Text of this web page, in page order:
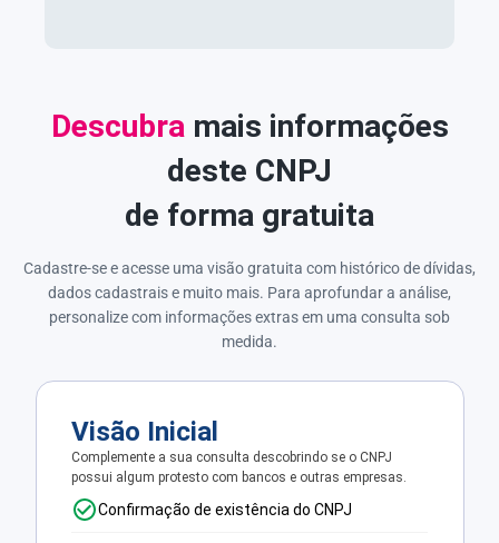
Descubra mais informações
deste CNPJ
de forma gratuita
Cadastre-se e acesse uma visão gratuita com histórico de dívidas,
dados cadastrais e muito mais. Para aprofundar a análise,
personalize com informações extras em uma consulta sob
medida.
Visão Inicial
Complemente a sua consulta descobrindo se o CNPJ
possui algum protesto com bancos e outras empresas.
Confirmação de existência do CNPJ